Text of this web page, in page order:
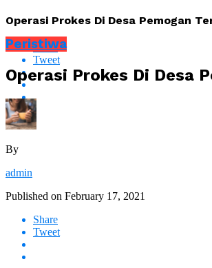
Operasi Prokes Di Desa Pemogan
Share
Tweet
Peristiwa
Operasi Prokes Di Desa
By
admin
Published on February 17, 2021
Share
Tweet